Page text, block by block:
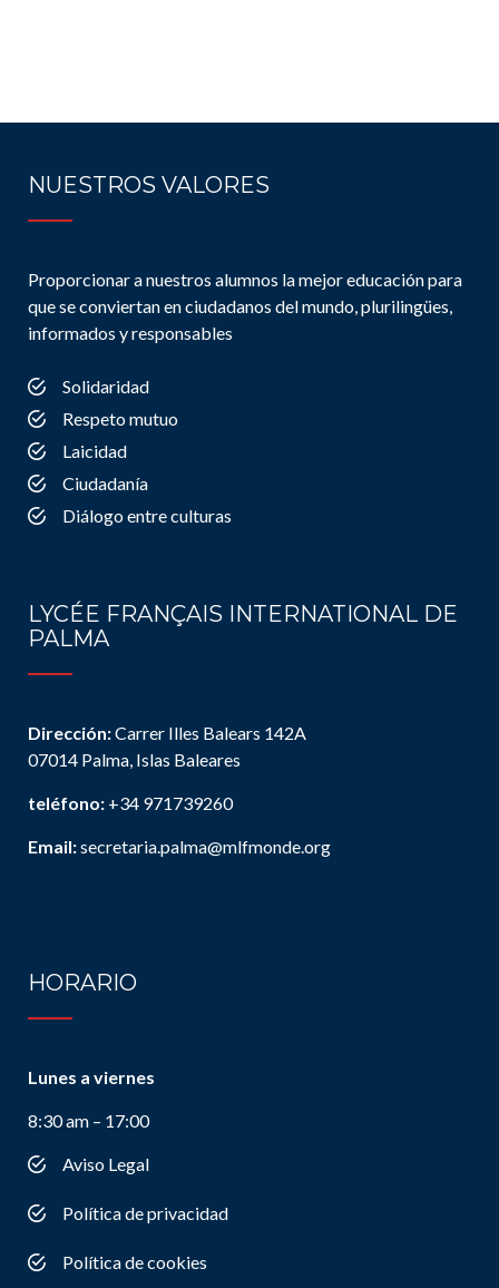
NUESTROS VALORES
Proporcionar a nuestros alumnos la mejor educación para
que se conviertan en ciudadanos del mundo, plurilingües,
informados y responsables
Solidaridad
Respeto mutuo
Laicidad
Ciudadanía
Diálogo entre culturas
LYCÉE FRANÇAIS INTERNATIONAL DE
PALMA
Dirección:Carrer Illes Balears 142A
07014 Palma, Islas Baleares
teléfono: +34 971739260
Email:secretaria.palma@mlfmonde.org
HORARIO
Lunes a viernes
8:30 am – 17:00
Aviso Legal
Política de privacidad
Política de cookies